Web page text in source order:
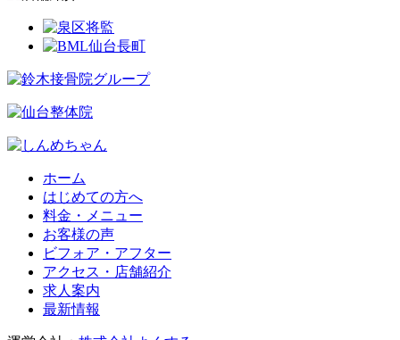
ホーム
はじめての方へ
料金・メニュー
お客様の声
ビフォア・アフター
アクセス・店舗紹介
求人案内
最新情報